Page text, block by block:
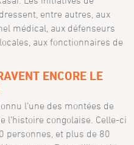
entre autres, aux
médical, aux défenseurs
aux fonctionnaires de
ENCORE LE
l’une des montées de
l’histoire congolaise. Celle-ci
personnes, et plus de 80